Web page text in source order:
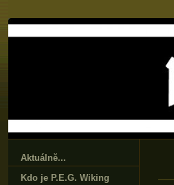
Aktuálně...
Kdo je P.E.G. Wiking